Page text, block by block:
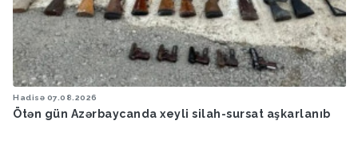
Hadisə 07.08.2026
Ötən gün Azərbaycanda xeyli silah-sursat aşkarlanıb